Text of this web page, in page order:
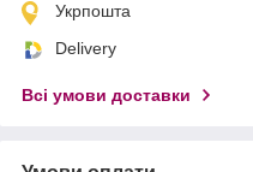
Укрпошта
Delivery
Всі умови доставки